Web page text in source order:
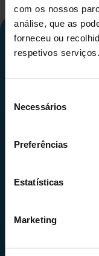
com os nossos
análise, que as
forneceu ou
respetivos serviços.
Necessários
Preferências
Estatísticas
Marketing
08520